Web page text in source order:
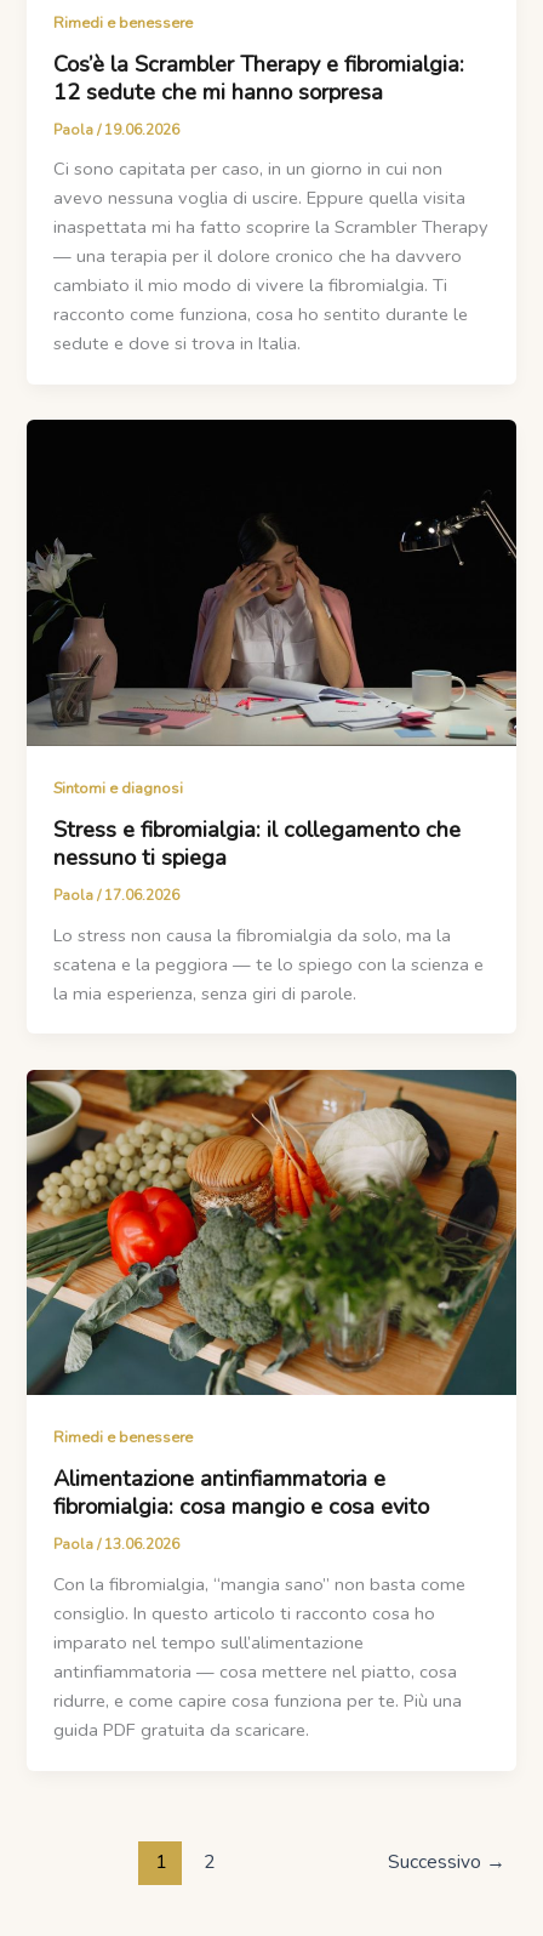
Rimedi e benessere
Cos’è la Scrambler Therapy e fibromialgia:
12 sedute che mi hanno sorpresa
Paola/19.06.2026
Ci sono capitata per caso, in un giorno in cui non
avevo nessuna voglia di uscire. Eppure quella visita
inaspettata mi ha fatto scoprire la Scrambler Therapy
— una terapia per il dolore cronico che ha davvero
cambiato il mio modo di vivere la fibromialgia. Ti
racconto come funziona, cosa ho sentito durante le
sedute e dove si trova in Italia.
Sintomi e diagnosi
Stress e fibromialgia: il collegamento che
nessuno ti spiega
Paola/17.06.2026
Lo stress non causa la fibromialgia da solo, ma la
scatena e la peggiora — te lo spiego con la scienza e
la mia esperienza, senza giri di parole.
Rimedi e benessere
Alimentazione antinfiammatoria e
fibromialgia: cosa mangio e cosa evito
Paola/13.06.2026
Con la fibromialgia, “mangia sano” non basta come
consiglio. In questo articolo ti racconto cosa ho
imparato nel tempo sull’alimentazione
antinfiammatoria — cosa mettere nel piatto, cosa
ridurre, e come capire cosa funziona per te. Più una
guida PDF gratuita da scaricare.
1 2 Successivo →